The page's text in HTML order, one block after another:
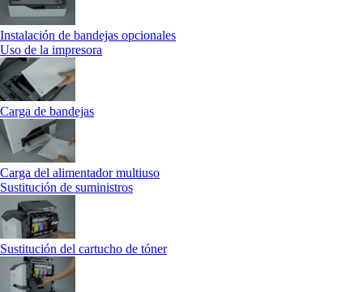
Instalación de bandejas opcionales
Uso de la impresora
Carga de bandejas
Carga del alimentador multiuso
Sustitución de suministros
Sustitución del cartucho de tóner